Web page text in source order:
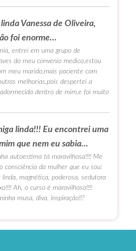
Vanessa de Oliveira,
foi enorme…
entrei em uma grupo de
do meu convenio medico,estou
meu marido,mais paciente com
melhorias,pois despertei a
dentro de mim,e foi muito
linda!!! Eu encontrei uma
que nem eu sabia…
autoestima tá maravilhosa!!!! Me
consciência da mulher que eu sou:
magnética, poderosa, sedutora
Ah, o curso é maravilhoso!!!!
musa, diva, inspiração!!?